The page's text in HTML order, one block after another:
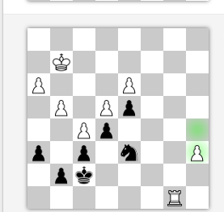
Negras
bodo1 (1726) (+15)
Tiempo: 6 minutes/side + 5 seconds/move
Esta partida es por puntos